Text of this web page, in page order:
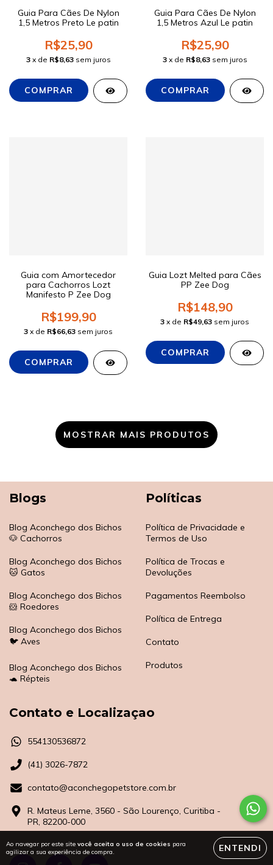
Ao navegar por este site você aceita o uso de cookies para
agilizar a sua experiência de compra.
ENTENDI
Guia Para Cães De Nylon
1,5 Metros Preto Le patin
R$25,90
3 x de R$8,63 sem juros
Guia Para Cães De Nylon
1,5 Metros Azul Le patin
R$25,90
3 x de R$8,63 sem juros
Guia com Amortecedor
para Cachorros Lozt
Manifesto P Zee Dog
R$199,90
3 x de R$66,63 sem juros
Guia Lozt Melted para Cães
PP Zee Dog
R$148,90
3 x de R$49,63 sem juros
MOSTRAR MAIS PRODUTOS
Blogs
Blog Aconchego dos Bichos
🐶 Cachorros
Blog Aconchego dos Bichos
🐱 Gatos
Blog Aconchego dos Bichos
🐹 Roedores
Blog Aconchego dos Bichos
🐦 Aves
Blog Aconchego dos Bichos
🐢 Répteis
Políticas
Política de Privacidade e
Termos de Uso
Política de Trocas e
Devoluções
Pagamentos Reembolso
Política de Entrega
Contato
Produtos
Contato e Localizaçao
554130536872
(41) 3026-7872
contato@aconchegopetstore.com.br
R. Mateus Leme, 3560 - São Lourenço, Curitiba -
PR, 82200-000